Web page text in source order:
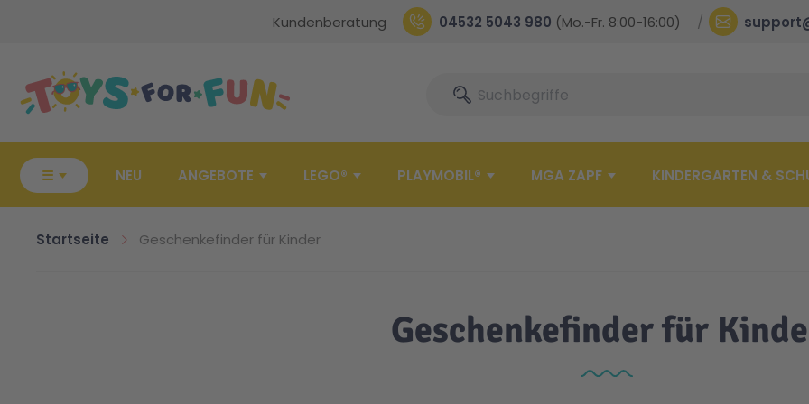
Kundenberatung 04532 5043 980 (Mo.-Fr. 8:00-16:00)
SucheSuche
☰ NEU ANGEBOTE LEGO® PLAYMOBIL® MGA ZAPF KINDERGARTEN &
Startseite Geschenkefinder für Kinder
Geschenkefinder für